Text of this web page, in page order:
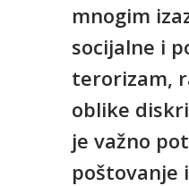
mnogim
socijalne i
terorizam,
oblike
je važno
poštovanje